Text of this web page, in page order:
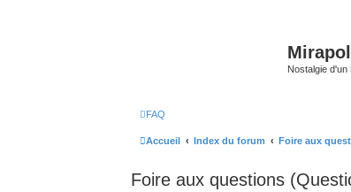
Nostalgie
FAQ
Accueil Index du forum Foire aux
Foire aux questions